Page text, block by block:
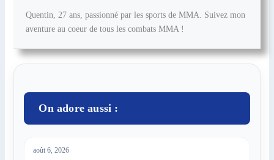
Quentin, 27 ans, passionné par les sports de MMA. Suivez mon
aventure au coeur de tous les combats MMA !
On adore aussi :
août 6, 2026